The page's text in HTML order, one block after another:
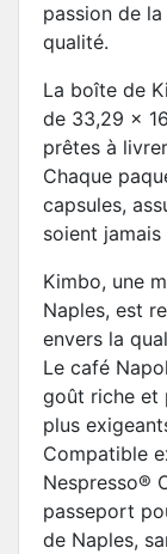
passion de
qualité.
La boîte de
de 33,29 x
prêtes à
Chaque
capsules,
soient
Kimbo, une
Naples, est
envers la
Le café
goût riche et
plus
Compatible
Nespresso®
passeport
de Naples,